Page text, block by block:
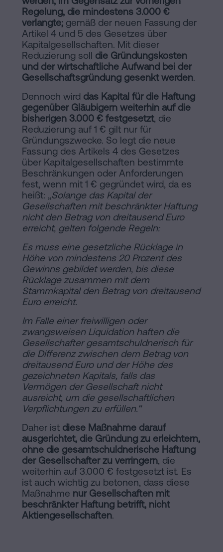
Regelung, die mindestens 3.000 €
verlangte; gemäß der neuen Fassung der
Artikel 4 und 5 des Gesetzes über
Kapitalgesellschaften. Mit dieser
Reduzierung soll die Gründungskosten
und der wirtschaftliche Aufwand bei der
Gesellschaftsgründung gesenkt werden.
Dennoch wird das Kapital für die Haftung
gegenüber Gläubigern weiterhin auf die
bisherigen 3.000 € festgesetzt, die
Reduzierung auf 1 € gilt nur für
Gründungszwecke. So legt die neue
Fassung des Artikels 4 des Gesetzes
über Kapitalgesellschaften bestimmte
Beschränkungen oder Anforderungen
fest, wenn mit 1 € gegründet wird, da es
heißt: „Solange das Kapital der
Gesellschaften mit beschränkter Haftung
nicht den Betrag von dreitausend Euro
erreicht, gelten folgende Regeln:
Es muss eine gesetzliche Rücklage in
Höhe von mindestens 20 Prozent des
Gewinns gebildet werden, bis diese
Rücklage zusammen mit dem
Stammkapital den Betrag von dreitausend
Euro erreicht.
Im Falle einer freiwilligen oder
zwangsweisen Liquidation haften die
Gesellschafter gesamtschuldnerisch für
die Differenz zwischen dem Betrag von
dreitausend Euro und der Höhe des
gezeichneten Kapitals, falls das
Vermögen der Gesellschaft nicht
ausreicht, um die gesellschaftlichen
Verpflichtungen zu erfüllen.“
Daher ist diese Maßnahme darauf
ausgerichtet, die Gründung zu erleichtern,
ohne die gesamtschuldnerische Haftung
der Gesellschafter zu verringern, die
weiterhin auf 3.000 € festgesetzt ist. Es
ist auch wichtig zu betonen, dass diese
Maßnahme nur Gesellschaften mit
beschränkter Haftung betrifft, nicht
Aktiengesellschaften.